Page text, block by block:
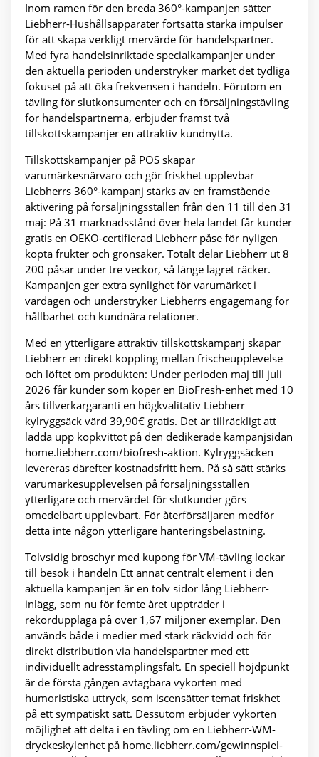
Inom ramen för den breda 360°-kampanjen sätter
Liebherr-Hushållsapparater fortsätta starka impulser
för att skapa verkligt mervärde för handelspartner.
Med fyra handelsinriktade specialkampanjer under
den aktuella perioden understryker märket det tydliga
fokuset på att öka frekvensen i handeln. Förutom en
tävling för slutkonsumenter och en försäljningstävling
för handelspartnerna, erbjuder främst två
tillskottskampanjer en attraktiv kundnytta.
Tillskottskampanjer på POS skapar
varumärkesnärvaro och gör friskhet upplevbar
Liebherrs 360°-kampanj stärks av en framstående
aktivering på försäljningsställen från den 11 till den 31
maj: På 31 marknadsstånd över hela landet får kunder
gratis en OEKO-certifierad Liebherr påse för nyligen
köpta frukter och grönsaker. Totalt delar Liebherr ut 8
200 påsar under tre veckor, så länge lagret räcker.
Kampanjen ger extra synlighet för varumärket i
vardagen och understryker Liebherrs engagemang för
hållbarhet och kundnära relationer.
Med en ytterligare attraktiv tillskottskampanj skapar
Liebherr en direkt koppling mellan frischeupplevelse
och löftet om produkten: Under perioden maj till juli
2026 får kunder som köper en BioFresh-enhet med 10
års tillverkargaranti en högkvalitativ Liebherr
kylryggsäck värd 39,90€ gratis. Det är tillräckligt att
ladda upp köpkvittot på den dedikerade kampanjsidan
home.liebherr.com/biofresh-aktion. Kylryggsäcken
levereras därefter kostnadsfritt hem. På så sätt stärks
varumärkesupplevelsen på försäljningsställen
ytterligare och mervärdet för slutkunder görs
omedelbart upplevbart. För återförsäljaren medför
detta inte någon ytterligare hanteringsbelastning.
Tolvsidig broschyr med kupong för VM-tävling lockar
till besök i handeln Ett annat centralt element i den
aktuella kampanjen är en tolv sidor lång Liebherr-
inlägg, som nu för femte året uppträder i
rekordupplaga på över 1,67 miljoner exemplar. Den
används både i medier med stark räckvidd och för
direkt distribution via handelspartner med ett
individuellt adresstämplingsfält. En speciell höjdpunkt
är de första gången avtagbara vykorten med
humoristiska uttryck, som iscensätter temat friskhet
på ett sympatiskt sätt. Dessutom erbjuder vykorten
möjlighet att delta i en tävling om en Liebherr-WM-
dryckeskylenhet på home.liebherr.com/gewinnspiel-